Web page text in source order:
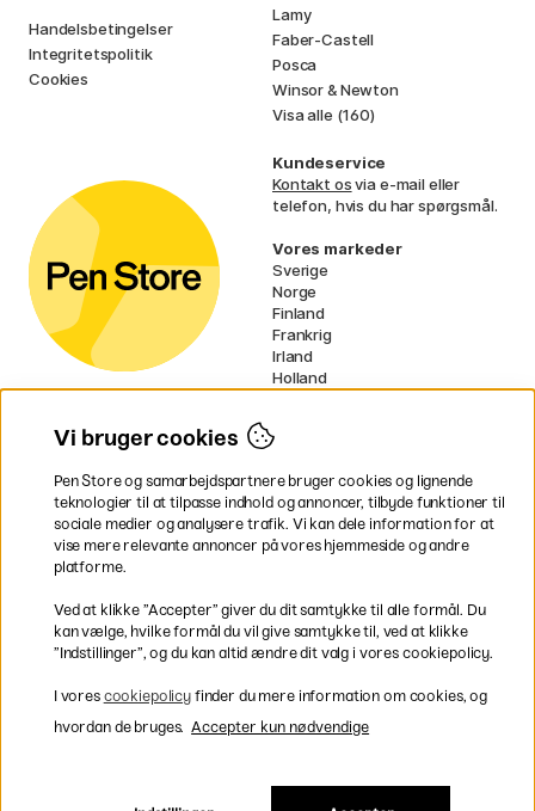
Handelsbetingelser
Integritetspolitik
Cookies
Lamy
Faber-Castell
Posca
Winsor & Newton
Visa alle (160)
Kundeservice
Kontakt osvia e-mail eller
telefon, hvis du har spørgsmål.
Vores markeder
Sverige
Norge
Finland
Frankrig
Irland
Holland
EU
* Specifikkefragtvilkår gælder for
voluminøse varer.
Hurtig levering til hele Danmark
Vi bruger cookies
Pen Store og samarbejdspartnere bruger cookies og lignende
teknologier til at tilpasse indhold og annoncer, tilbyde funktioner til
sociale medier og analysere trafik. Vi kan dele information for at
vise mere relevante annoncer på vores hjemmeside og andre
platforme.
Ved at klikke ”Accepter” giver du dit samtykke til alle formål. Du
kan vælge, hvilke formål du vil give samtykke til, ved at klikke
”Indstillinger”, og du kan altid ændre dit valg i vores cookiepolicy.
I vores cookiepolicyfinder du mere information om cookies, og
hvordan de bruges. Accepter kun nødvendige